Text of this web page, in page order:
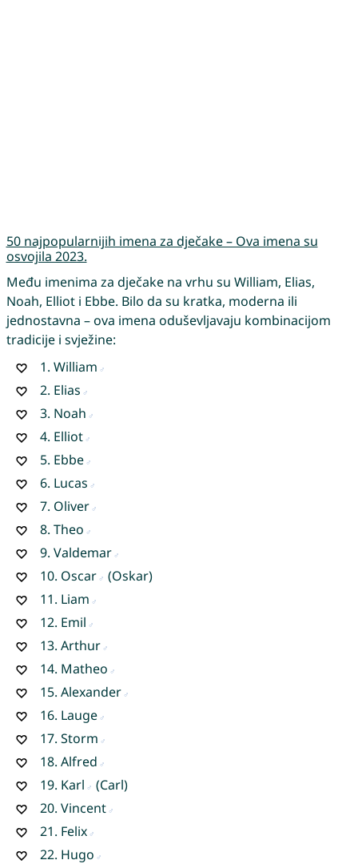
50 najpopularnijih imena za dječake – Ova imena su
osvojila 2023.
Među imenima za dječake na vrhu su William, Elias,
Noah, Elliot i Ebbe. Bilo da su kratka, moderna ili
jednostavna – ova imena oduševljavaju kombinacijom
tradicije i svježine:
1. William
2. Elias
3. Noah
4. Elliot
5. Ebbe
6. Lucas
7. Oliver
8. Theo
9. Valdemar
10. Oscar
(Oskar)
11. Liam
12. Emil
13. Arthur
14. Matheo
15. Alexander
16. Lauge
17. Storm
18. Alfred
19. Karl
(Carl)
20. Vincent
21. Felix
22. Hugo